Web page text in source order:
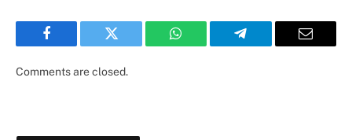
Facebook Twitter WhatsApp Telegram Email
Comments are closed.